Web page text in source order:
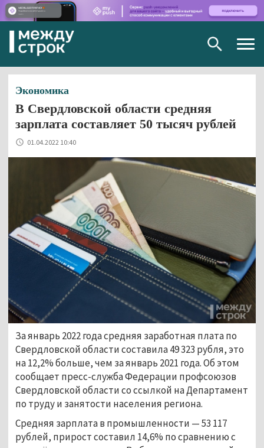
Экономика
В Свердловской области средняя
зарплата составляет 50 тысяч рублей
01.04.2022 10:40
За январь 2022 года средняя заработная плата по
Свердловской области составила 49 323 рубля, это
на 12,2% больше, чем за январь 2021 года. Об этом
сообщает пресс-служба Федерации профсоюзов
Свердловской области со ссылкой на Департамент
по труду и занятости населения региона.
Средняя зарплата в промышленности — 53 117
рублей, прирост составил 14,6% по сравнению с